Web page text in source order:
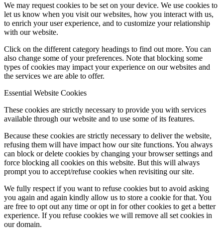
We may request cookies to be set on your device. We use cookies to
let us know when you visit our websites, how you interact with us,
to enrich your user experience, and to customize your relationship
with our website.
Click on the different category headings to find out more. You can
also change some of your preferences. Note that blocking some
types of cookies may impact your experience on our websites and
the services we are able to offer.
Essential Website Cookies
These cookies are strictly necessary to provide you with services
available through our website and to use some of its features.
Because these cookies are strictly necessary to deliver the website,
refusing them will have impact how our site functions. You always
can block or delete cookies by changing your browser settings and
force blocking all cookies on this website. But this will always
prompt you to accept/refuse cookies when revisiting our site.
We fully respect if you want to refuse cookies but to avoid asking
you again and again kindly allow us to store a cookie for that. You
are free to opt out any time or opt in for other cookies to get a better
experience. If you refuse cookies we will remove all set cookies in
our domain.